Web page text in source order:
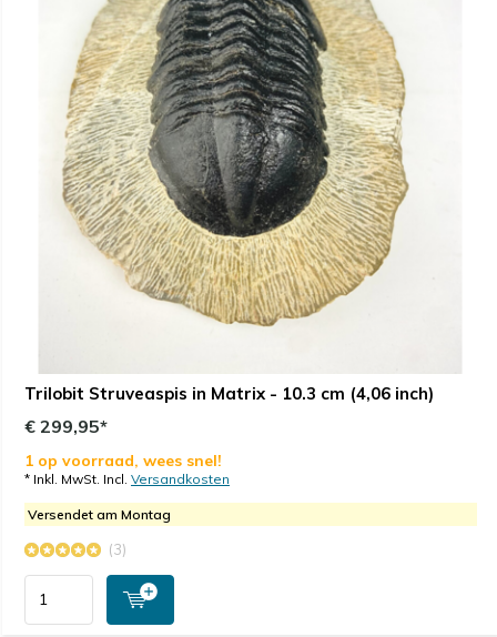
Trilobit Struveaspis in Matrix - 10.3 cm (4,06 inch)
€ 299,95*
1 op voorraad, wees snel!
* Inkl. MwSt. Incl. Versandkosten
Versendet am Montag
(3)